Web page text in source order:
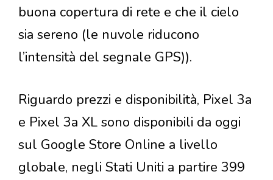
buona copertura di rete e che il cielo
sia sereno (le nuvole riducono
l’intensità del segnale GPS)).
Riguardo prezzi e disponibilità, Pixel 3a
e Pixel 3a XL sono disponibili da oggi
sul Google Store Online a livello
globale, negli Stati Uniti a partire 399